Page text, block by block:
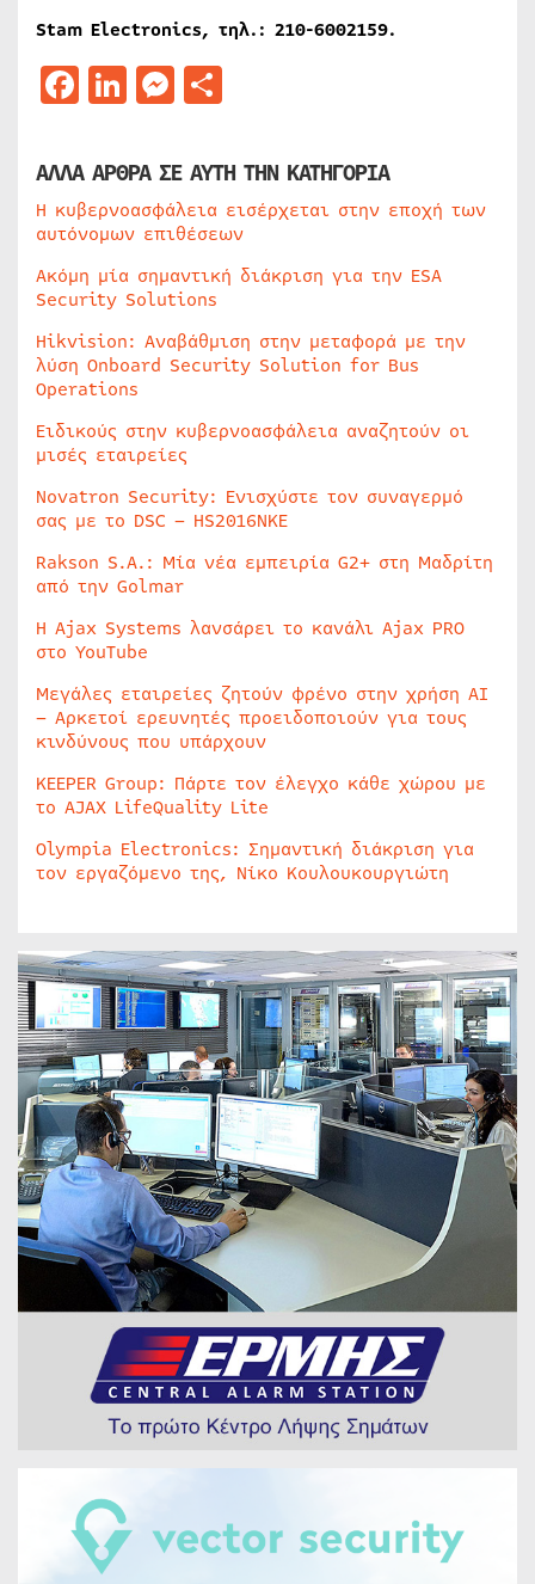
Stam Electronics, τηλ.: 210-6002159.
Facebook
LinkedIn
Messenger
ΑΛΛΑ ΑΡΘΡΑ ΣΕ ΑΥΤΗ ΤΗΝ ΚΑΤΗΓΟΡΙΑ
Η κυβερνοασφάλεια εισέρχεται στην εποχή των
αυτόνομων επιθέσεων
Ακόμη μία σημαντική διάκριση για την ESA
Security Solutions
Hikvision: Αναβάθμιση στην μεταφορά με την
λύση Onboard Security Solution for Bus
Operations
Ειδικούς στην κυβερνοασφάλεια αναζητούν οι
μισές εταιρείες
Novatron Security: Ενισχύστε τον συναγερμό
σας με το DSC – HS2016NKE
Rakson S.A.: Μία νέα εμπειρία G2+ στη Μαδρίτη
από την Golmar
Η Ajax Systems λανσάρει το κανάλι Ajax PRO
στο YouTube
Μεγάλες εταιρείες ζητούν φρένο στην χρήση AI
– Αρκετοί ερευνητές προειδοποιούν για τους
κινδύνους που υπάρχουν
KEEPER Group: Πάρτε τον έλεγχο κάθε χώρου με
το AJAX LifeQuality Lite
Olympia Electronics: Σημαντική διάκριση για
τον εργαζόμενο της, Νίκο Κουλουκουργιώτη